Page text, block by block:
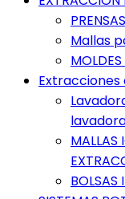
Mallas
Extracciones
MALLAS
BOLSAS